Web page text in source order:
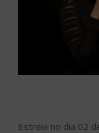
Estreia no dia 02